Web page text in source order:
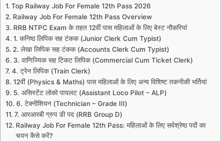
Top Railway Job For Female 12th Pass 2026
Railway Job For Female 12th Pass Overview
RRB NTPC Exam के तहत 12वीं पास महिलाओं के लिए बेस्ट नौकरियां
1. कनिष्ठ लिपिक सह टंकक (Junior Clerk Cum Typist)
2. लेखा लिपिक सह टंकक (Accounts Clerk Cum Typist)
3. वाणिज्यिक सह टिकट लिपिक (Commercial Cum Ticket Clerk)
4. ट्रेन लिपिक (Train Clerk)
12वीं (Physics & Maths) पास महिलाओं के लिए अन्य विशिष्ट तकनीकी भर्तियां
5. असिस्टेंट लोको पायलट (Assistant Loco Pilot – ALP)
6. टेक्नीशियन (Technician – Grade III)
7. आरआरबी ग्रुप डी पद (RRB Group D)
Railway Job For Female 12th Pass: महिलाओं के लिए सर्वश्रेष्ठ पदों का
चयन कैसे करें?